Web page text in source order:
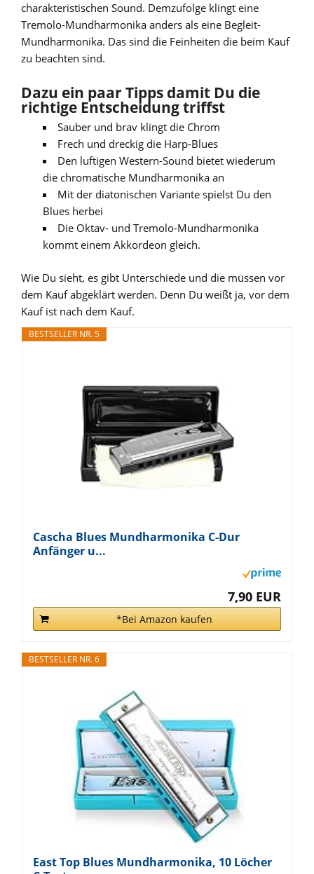
charakteristischen Sound. Demzufolge klingt eine
Tremolo-Mundharmonika anders als eine Begleit-
Mundharmonika. Das sind die Feinheiten die beim Kauf
zu beachten sind.
Dazu ein paar Tipps damit Du die
richtige Entscheidung triffst
Sauber und brav klingt die Chrom
Frech und dreckig die Harp-Blues
Den luftigen Western-Sound bietet wiederum
die chromatische Mundharmonika an
Mit der diatonischen Variante spielst Du den
Blues herbei
Die Oktav- und Tremolo-Mundharmonika
kommt einem Akkordeon gleich.
Wie Du sieht, es gibt Unterschiede und die müssen vor
dem Kauf abgeklärt werden. Denn Du weißt ja, vor dem
Kauf ist nach dem Kauf.
BESTSELLER NR. 5
Cascha Blues Mundharmonika C-Dur
Anfänger u...
7,90 EUR
*Bei Amazon kaufen
BESTSELLER NR. 6
East Top Blues Mundharmonika, 10 Löcher